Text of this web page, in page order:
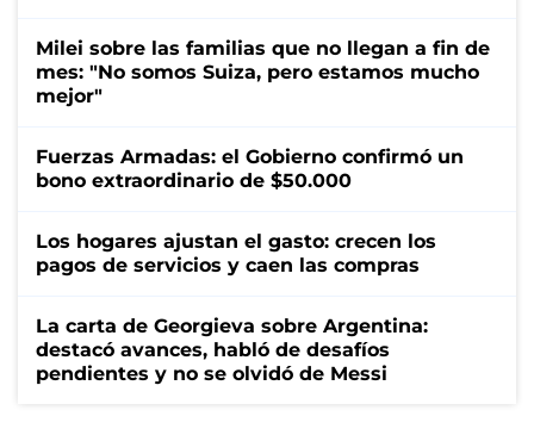
Milei sobre las familias que no llegan a fin de
mes: "No somos Suiza, pero estamos mucho
mejor"
Fuerzas Armadas: el Gobierno confirmó un
bono extraordinario de $50.000
Los hogares ajustan el gasto: crecen los
pagos de servicios y caen las compras
La carta de Georgieva sobre Argentina:
destacó avances, habló de desafíos
pendientes y no se olvidó de Messi